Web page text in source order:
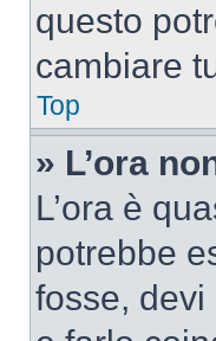
questo
cambiare
Top
» L’ora
L’ora è
potrebbe
fosse,